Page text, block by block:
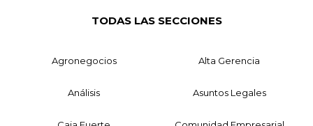
TODAS LAS SECCIONES
Agronegocios Alta Gerencia
Análisis Asuntos Legales